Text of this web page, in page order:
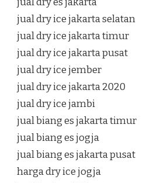
jual dry ice jakarta selatan
jual dry ice jakarta timur
jual dry ice jakarta pusat
jual dry ice jember
jual dry ice jakarta 2020
jual dry ice jambi
jual biang es jakarta timur
jual biang es jogja
jual biang es jakarta pusat
harga dry ice jogja